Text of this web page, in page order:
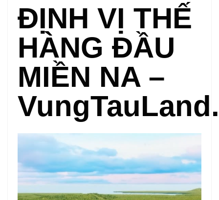
ĐỊNH VỊ THẾ
HÀNG ĐẦU
MIỀN NA –